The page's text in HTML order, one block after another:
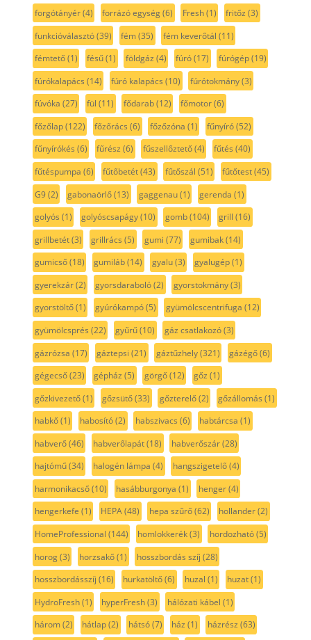
forgótányér(4) forrázó egység(6) Fresh(1) fritőz (3)
funkcióválasztó(39) fém(35) fém keverőtál (11)
fémtető(1) fésű(1) földgáz (4) fúró(17) fúrógép(19)
fúrókalapács (14) fúró kalapács (10) fúrótokmány(3)
fúvóka (27) fül (11) fődarab(12) főmotor(6)
főzőlap(122) főzőrács (6) főzőzóna (1) fűnyíró(52)
fűnyírókés (6) fűrész (6) fűszellőztető(4) fűtés (40)
fűtéspumpa (6) fűtőbetét(43) fűtőszál (51) fűtőtest(45)
G9(2) gabonaörlő(13) gaggenau(1) gerenda (1)
golyós (1) golyóscsapágy(10) gomb(104) grill (16)
grillbetét(3) grillrács (5) gumi (77) gumibak(14)
gumicső(18) gumiláb(14) gyalu(3) gyalugép(1)
gyerekzár(2) gyorsdaraboló(2) gyorstokmány(3)
gyorstöltő(1) gyúrókampó(5) gyümölcscentrifuga (12)
gyümölcsprés (22) gyűrű(10) gáz csatlakozó(3)
gázrózsa (17) gáztepsi (21) gáztűzhely(321) gázégő(6)
gégecső(23) gépház (5) görgő(12) gőz (1)
gőzkivezető(1) gőzsütő(33) gőzterelő(2) gőzállomás (1)
habkő(1) habosító(2) habszivacs (6) habtárcsa (1)
habverő(46) habverőlapát(18) habverőszár(28)
hajtómű(34) halogén lámpa (4) hangszigetelő(4)
harmonikacső(10) hasábburgonya (1) henger(4)
hengerkefe (1) HEPA(48) hepa szűrő(62) hollander(2)
HomeProfessional (144) homlokkerék(3) hordozható(5)
horog(3) horzsakő(1) hosszbordás szíj (28)
hosszbordásszíj (16) hurkatöltő(6) huzal (1) huzat(1)
HydroFresh(1) hyperFresh(3) hálózati kábel (1)
három(2) hátlap(2) hátsó(7) ház (1) házrész (63)